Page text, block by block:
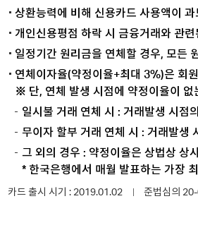
상환능력에 비해 신용카드 사용액이
개인신용평점 하락 시 금융거래와 관
일정기간 원리금을 연체할 경우, 모든
연체이자율(약정이율+최대 3%)은 회
※ 단, 연체 발생 시점에 약정이율이 없
일시불 거래 연체 시 : 거래발생 시점
무이자 할부 거래 연체 시 : 거래발생
그 외의 경우 : 약정이율은 상법상 상
* 한국은행에서 매월 발표하는 가장
카드 출시 시기 : 2019.01.02 준법심의